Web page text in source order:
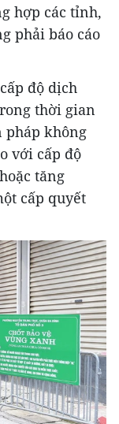
hợp các tỉnh,
phải báo cáo
độ dịch
thời gian
pháp không
với cấp độ
tăng
cấp quyết